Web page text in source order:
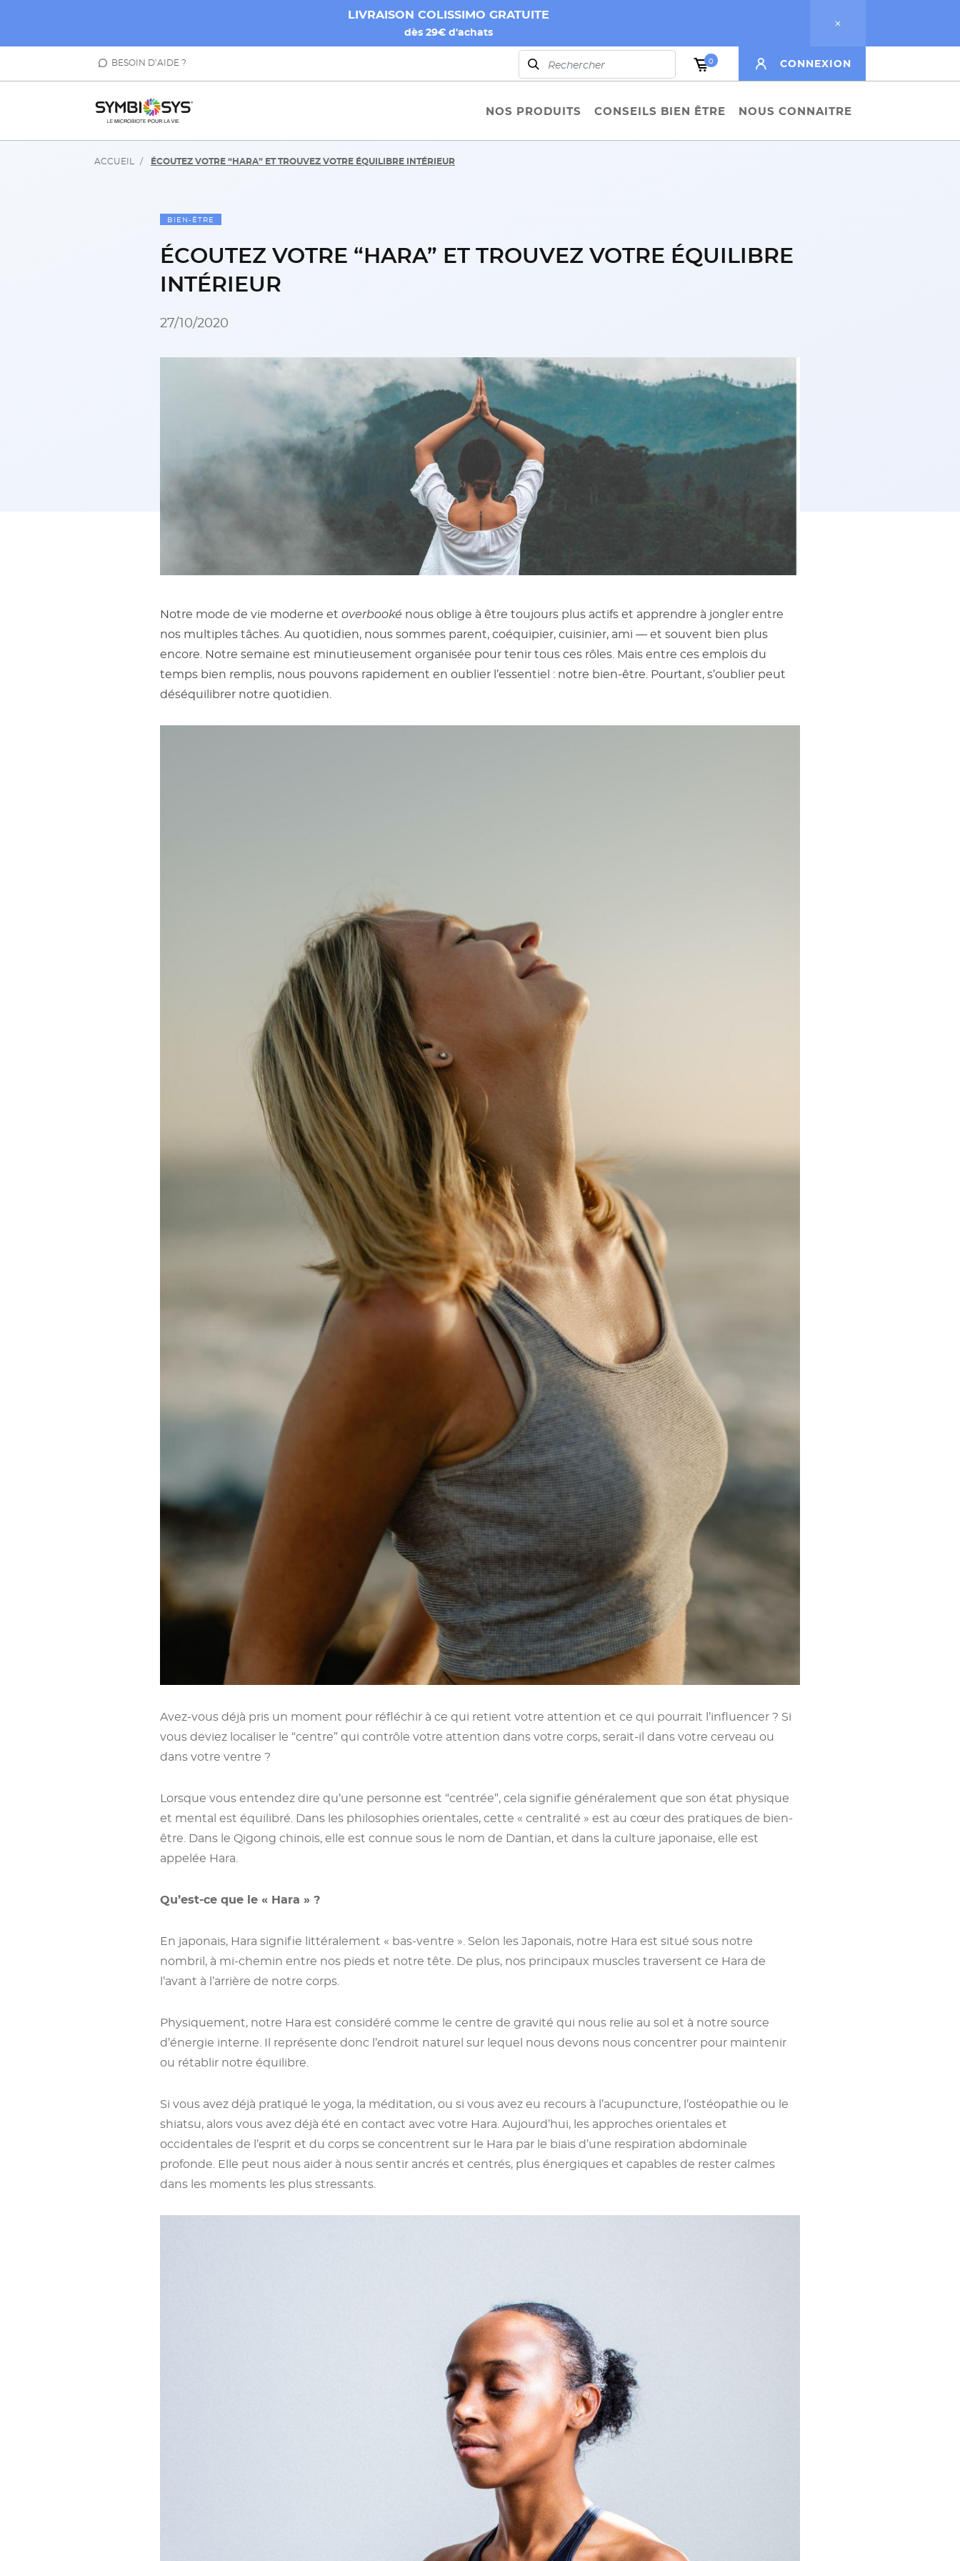
LIVRAISON COLISSIMO GRATUITE
dès 29€ d'achats
CONNEXION
0
BESOIN D’AIDE ?
NOS PRODUITS CONSEILS BIEN ÊTRE NOUS CONNAITRE
ACCUEIL ÉCOUTEZ VOTRE “HARA” ET TROUVEZ VOTRE ÉQUILIBRE INTÉRIEUR
BIEN-ÊTRE
ÉCOUTEZ VOTRE “HARA” ET TROUVEZ VOTRE ÉQUILIBRE
INTÉRIEUR
27/10/2020
Notre mode de vie moderne et overbooké nous oblige à être toujours plus actifs et apprendre à jongler entre
nos multiples tâches. Au quotidien, nous sommes parent, coéquipier, cuisinier, ami — et souvent bien plus
encore. Notre semaine est minutieusement organisée pour tenir tous ces rôles. Mais entre ces emplois du
temps bien remplis, nous pouvons rapidement en oublier l’essentiel : notre bien-être. Pourtant, s’oublier peut
déséquilibrer notre quotidien.
Avez-vous déjà pris un moment pour réfléchir à ce qui retient votre attention et ce qui pourrait l’influencer ? Si
vous deviez localiser le “centre” qui contrôle votre attention dans votre corps, serait-il dans votre cerveau ou
dans votre ventre ?
Lorsque vous entendez dire qu’une personne est “centrée”, cela signifie généralement que son état physique
et mental est équilibré. Dans les philosophies orientales, cette « centralité » est au cœur des pratiques de bien-
être. Dans le Qigong chinois, elle est connue sous le nom de Dantian, et dans la culture japonaise, elle est
appelée Hara.
Qu’est-ce que le « Hara » ?
En japonais, Hara signifie littéralement « bas-ventre ». Selon les Japonais, notre Hara est situé sous notre
nombril, à mi-chemin entre nos pieds et notre tête. De plus, nos principaux muscles traversent ce Hara de
l’avant à l’arrière de notre corps.
Physiquement, notre Hara est considéré comme le centre de gravité qui nous relie au sol et à notre source
d’énergie interne. Il représente donc l’endroit naturel sur lequel nous devons nous concentrer pour maintenir
ou rétablir notre équilibre.
Si vous avez déjà pratiqué le yoga, la méditation, ou si vous avez eu recours à l’acupuncture, l’ostéopathie ou le
shiatsu, alors vous avez déjà été en contact avec votre Hara. Aujourd’hui, les approches orientales et
occidentales de l’esprit et du corps se concentrent sur le Hara par le biais d’une respiration abdominale
profonde. Elle peut nous aider à nous sentir ancrés et centrés, plus énergiques et capables de rester calmes
dans les moments les plus stressants.